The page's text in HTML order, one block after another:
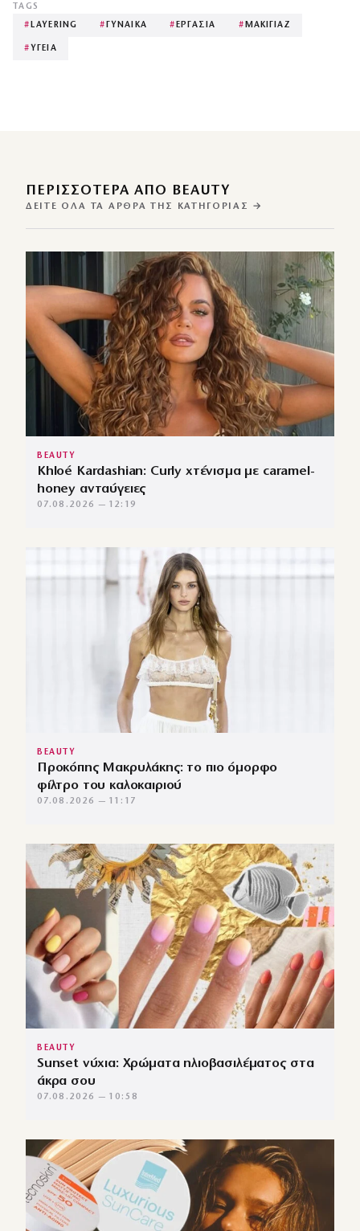
TAGS
# LAYERING # ΓΥΝΑΙΚΑ # ΕΡΓΑΣΙΑ # ΜΑΚΙΓΙΑΖ
# ΥΓΕΙΑ
ΠΕΡΙΣΣΌΤΕΡΑ ΑΠΌ BEAUTY
ΔΕΊΤΕ ΌΛΑ ΤΑ ΆΡΘΡΑ ΤΗΣ ΚΑΤΗΓΟΡΊΑΣ →
BEAUTY
Khloé Kardashian: Curly χτένισμα με caramel-
honey ανταύγειες
07.08.2026 — 12:19
BEAUTY
Προκόπης Μακρυλάκης: το πιο όμορφο
φίλτρο του καλοκαιριού
07.08.2026 — 11:17
BEAUTY
Sunset νύχια: Χρώματα ηλιοβασιλέματος στα
άκρα σου
07.08.2026 — 10:58